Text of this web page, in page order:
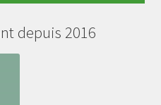
depuis 2016